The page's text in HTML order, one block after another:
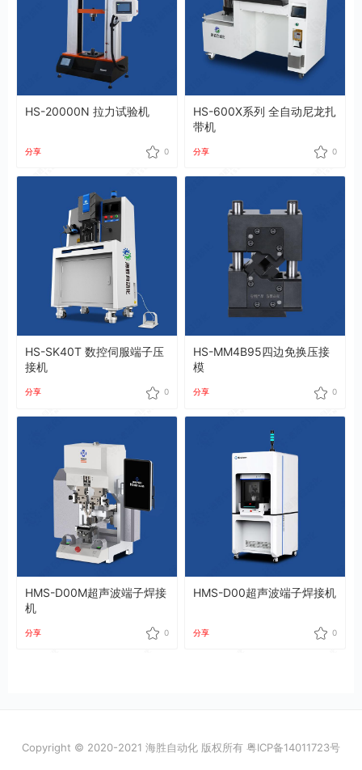
HS-20000N 拉力试验机
分享 0
HS-600X系列 全自动尼龙扎
带机
分享 0
HS-SK40T 数控伺服端子压
接机
分享 0
HS-MM4B95四边免换压接
模
分享 0
HMS-D00M超声波端子焊接
机
分享 0
HMS-D00超声波端子焊接机
分享 0
Copyright © 2020-2021 海胜自动化 版权所有 粤ICP备14011723号